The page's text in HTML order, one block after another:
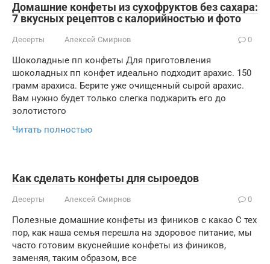
Домашние конфеты из сухофруктов без сахара:
7 вкусных рецептов с калорийностью и фото
Десерты Алексей Смирнов 0
Шоколадные пп конфеты Для приготовления
шоколадных пп конфет идеально подходит арахис. 150
грамм арахиса. Берите уже очищенный сырой арахис.
Вам нужно будет только слегка поджарить его до
золотистого
Читать полностью
Как сделать конфеты для сыроедов
Десерты Алексей Смирнов 0
Полезные домашние конфеты из фиников с какао С тех
пор, как наша семья перешла на здоровое питание, мы
часто готовим вкуснейшие конфеты из фиников,
заменяя, таким образом, все